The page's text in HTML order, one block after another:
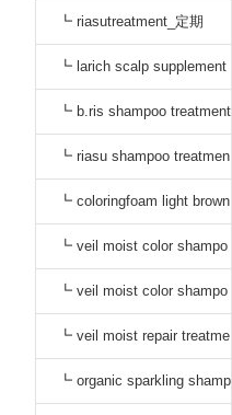
┗ riasutreatment_定期
┗ larich scalp supplement
_定期
┗ b.ris shampoo treatment
セット_定期
┗ riasu shampoo treatmen
t セット_定期
┗ coloringfoam light brown
_定期
┗ veil moist color shampo
o black_定期
┗ veil moist color shampo
o dark brown_定期
┗ veil moist repair treatme
nt_定期
┗ organic sparkling shamp